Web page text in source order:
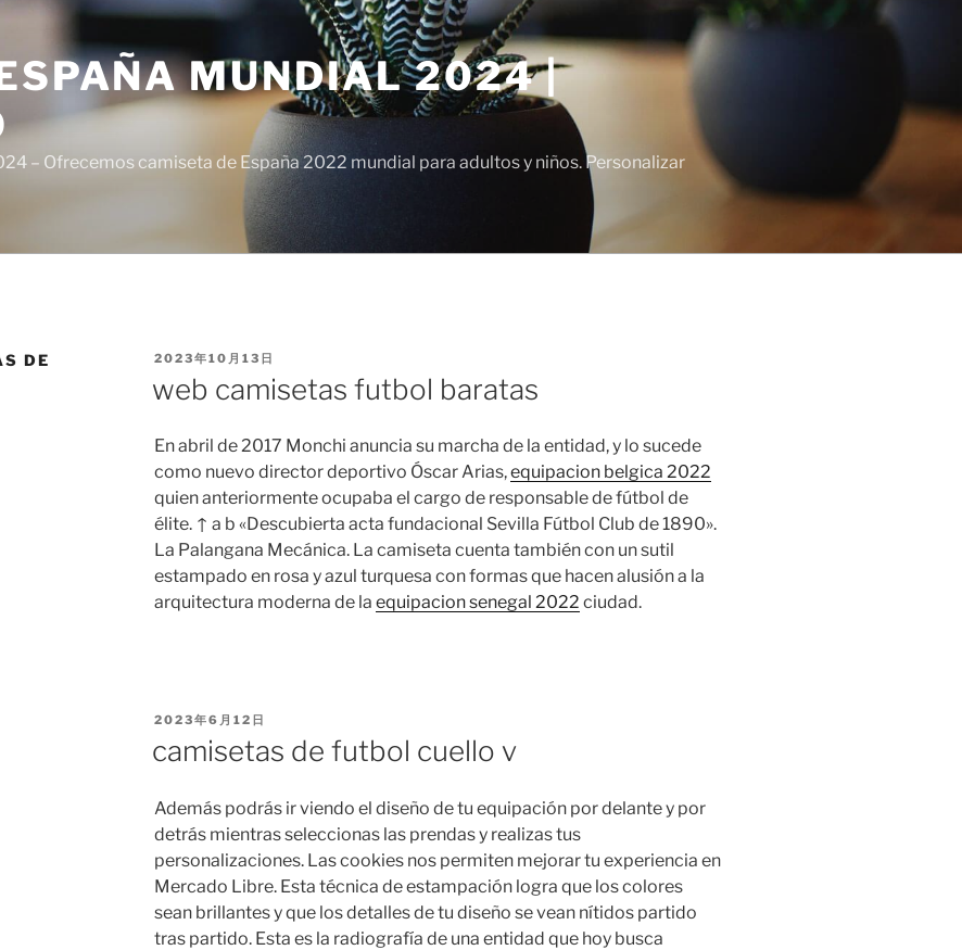
MUNDIAL 2024 |
– Ofrecemos camiseta de España 2022 mundial para adultos y niños. Personalizar
DE
PUBLICADO
2023年10月13日
web camisetas futbol baratas
En abril de 2017 Monchi anuncia su marcha de la entidad, y lo sucede
como nuevo director deportivo Óscar Arias,equipacion belgica 2022
quien anteriormente ocupaba el cargo de responsable de fútbol de
élite. ↑ a b «Descubierta acta fundacional Sevilla Fútbol Club de 1890».
La Palangana Mecánica. La camiseta cuenta también con un sutil
estampado en rosa y azul turquesa con formas que hacen alusión a la
arquitectura moderna de la equipacion senegal 2022 ciudad.
PUBLICADO
2023年6月12日
camisetas de futbol cuello v
Además podrás ir viendo el diseño de tu equipación por delante y por
detrás mientras seleccionas las prendas y realizas tus
personalizaciones. Las cookies nos permiten mejorar tu experiencia en
Mercado Libre. Esta técnica de estampación logra que los colores
sean brillantes y que los detalles de tu diseño se vean nítidos partido
tras partido. Esta es la radiografía de una entidad que hoy busca